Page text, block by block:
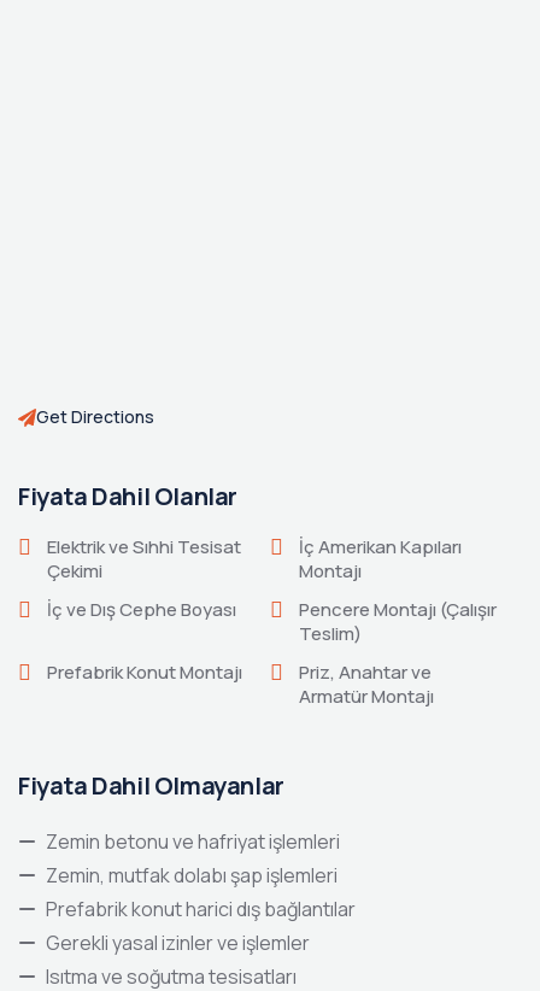
Get Directions
Fiyata Dahil Olanlar
Elektrik ve Sıhhi Tesisat
Çekimi
İç Amerikan Kapıları
Montajı
İç ve Dış Cephe Boyası
Pencere Montajı (Çalışır
Teslim)
Prefabrik Konut Montajı
Priz, Anahtar ve
Armatür Montajı
Fiyata Dahil Olmayanlar
Zemin betonu ve hafriyat işlemleri
Zemin, mutfak dolabı şap işlemleri
Prefabrik konut harici dış bağlantılar
Gerekli yasal izinler ve işlemler
Isıtma ve soğutma tesisatları